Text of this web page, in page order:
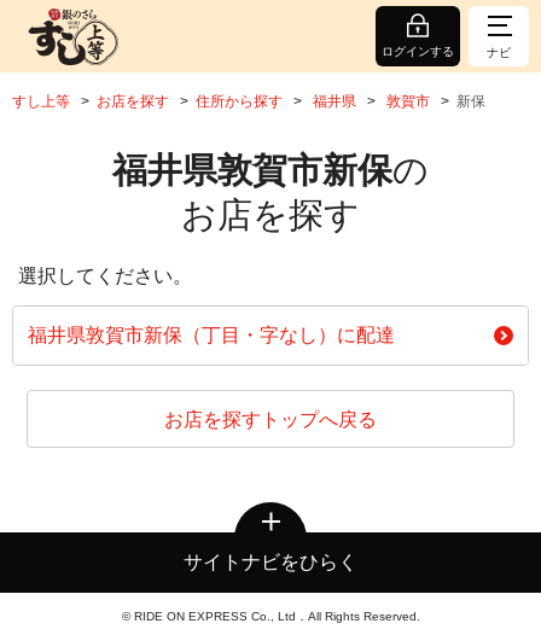
ログインする ナビ
すし上等 お店を探す 住所から探す 福井県 敦賀市 新保
福井県敦賀市新保の
お店を探す
選択してください。
福井県敦賀市新保（丁目・字なし）に配達
お店を探すトップへ戻る
サイトナビをひらく
© RIDE ON EXPRESS Co., Ltd．All Rights Reserved.